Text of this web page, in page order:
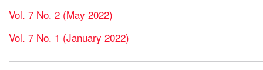
Vol. 7 No. 2 (May 2022)
Vol. 7 No. 1 (January 2022)